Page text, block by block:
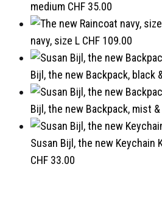
medium CHF 35.00
navy, size L CHF 109.00
Bijl, the new Backpack, black
Bijl, the new Backpack, mist
Susan Bijl, the new Keychain
CHF 33.00